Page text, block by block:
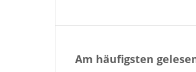
Am häufigsten